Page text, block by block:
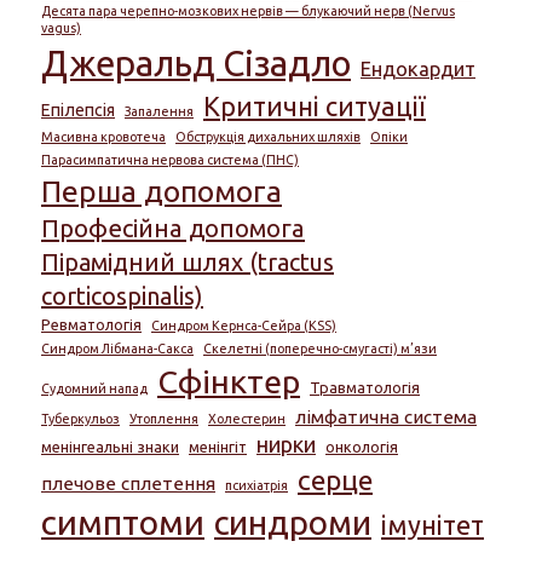
Десята пара черепно-мозкових нервів — блукаючий нерв (Nervus
vagus)
Джеральд Сізадло Ендокардит
Епілепсія Запалення Критичні ситуації
Масивна кровотеча Обструкція дихальних шляхів
Опіки
Парасимпатична нервова система (ПНС)
Перша допомога
Професійна допомога
Пірамідний шлях (tractus
corticospinalis)
Ревматологія
Синдром Кернса-Сейра (KSS)
Синдром Лібмана-Сакса
Скелетні (поперечно-смугасті) м’язи
Судомний напад Сфінктер Травматологія
Туберкульоз Утоплення Холестерин лімфатична система
менінгеальні знаки менінгіт нирки онкологія
плечове сплетення психіатрія серце
симптоми синдроми імунітет